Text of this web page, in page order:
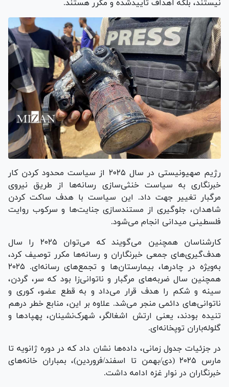
نیستند، بلکه اهداف تاییدشده و مکرر هستند.
رژیم صهیونیستی در سال ۲۰۲۵ از سیاست محدود کردن کار
خبرنگاری به سیاست خنثی‌سازی رسانه‌ها از طریق نیروی
مرگبار تغییر جهت داد. این سیاست با هدف ساکت کردن
شاهدان، جلوگیری از مستندسازی جنایت‌ها و سرکوب روایت
فلسطینی میدانی انجام می‌شود.
کارشناسان همچنین می‌گویند که می‌توان ۲۰۲۵ را سال
هدف‌گیری‌های جمعی خبرنگاران و رسانه‌ها مکرر توصیف کرد،
به‌ویژه در چادرها، بیمارستان‌ها و تجمع‌های رسانه‌ای. ۲۰۲۵
همچنین سال ضربه‌های مرگبار و ناتوانی‌زا بود که سر، گردن،
سینه و شکم را هدف قرار می‌داد و به قطع عضو، کوری و
ناتوانی‌های دائمی منجر می‌شد. علاوه بر این، منابع خطر درهم
تنیده بودند، یعنی ارتش اشغالگر، شهرک‌نشینان، پهپاد‌ها و
گلوله‌باران توپخانه‌ای.
در جزئیات جدول زمانی، داده‌ها نشان داد که در دوره ژانویه تا
مارس ۲۰۲۵ (دی/بهمن تا اسفند/فروردین)، بمباران خانه‌های
خبرنگاران در نوار غزه ادامه داشت.